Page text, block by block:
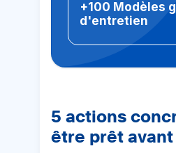
+100 Modèles
d'entretien
5 actions
être prêt